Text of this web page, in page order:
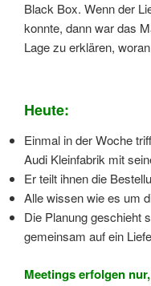
Black Box. Wenn der
konnte, dann war das
Lage zu erklären,
Heute:
Einmal in der Woche
Audi Kleinfabrik mit
Er teilt ihnen die
Alle wissen wie es um
Die Planung geschieht
gemeinsam auf ein
Meetings erfolgen